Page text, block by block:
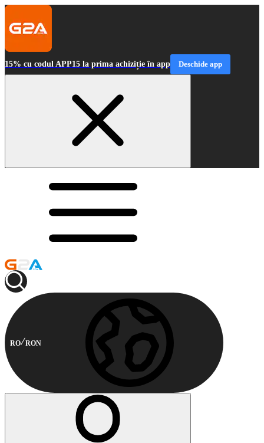
15% cu codul APP15 la prima achiziție în app Deschide app
RO RON